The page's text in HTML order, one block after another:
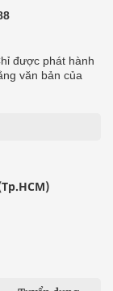
được phát hành
văn bản của